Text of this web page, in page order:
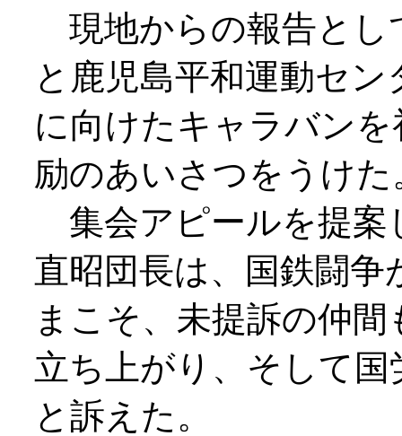
現地からの報告とし
と鹿児島平和運動セ
に向けたキャラバン
励のあいさつをうけた
集会アピールを提案
直昭団長は、国鉄闘
まこそ、未提訴の仲
立ち上がり、そして
と訴えた。